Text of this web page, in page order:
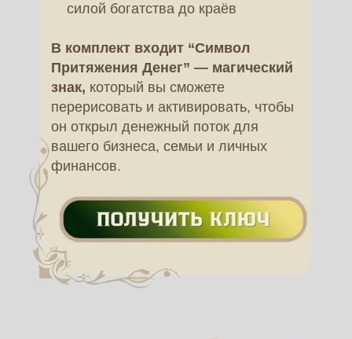
силой богатства до краёв
В комплект входит “Символ
Притяжения Денег” — магический
знак, который вы сможете
перерисовать и активировать, чтобы
он открыл денежный поток для
вашего бизнеса, семьи и личных
финансов.